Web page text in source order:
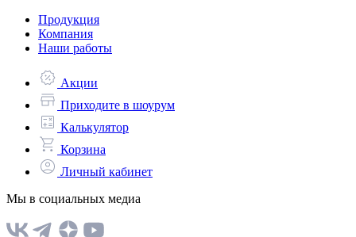
Продукция
Компания
Наши работы
Акции
Приходите в шоурум
Калькулятор
Корзина
Личный кабинет
Мы в социальных медиа